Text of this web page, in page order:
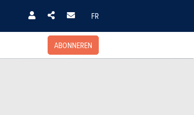
FR
ABONNEREN